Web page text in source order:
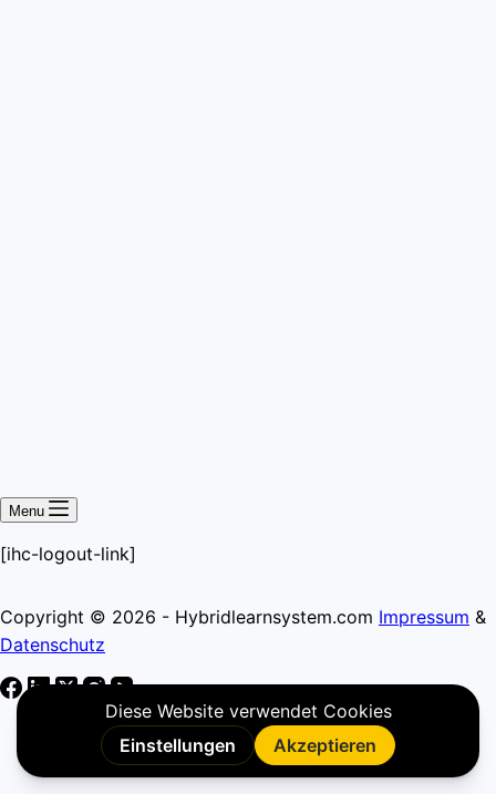
Menu
[ihc-logout-link]
Copyright © 2026 - Hybridlearnsystem.com Impressum &
Datenschutz